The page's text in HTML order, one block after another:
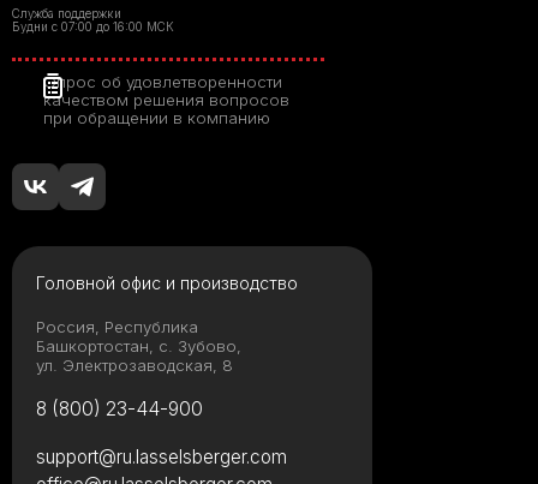
Служба поддержки
Будни с 07:00 до 16:00 МСК
Опрос об удовлетворенности
качеством решения вопросов
при обращении в компанию
Головной офис и производство
Россия, Республика
Башкортостан, с. Зубово,
ул. Электрозаводская, 8
8 (800) 23-44-900
support@ru.lasselsberger.com